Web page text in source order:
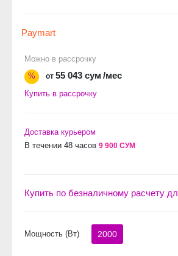
Paymart
Можно в рассрочку
%
от 55 043 сум /мес
Купить в рассрочку
Доставка курьером
В течении 48 часов 9 900 СУМ
Купить по безналичному расчету
Мощность (Вт) 2000